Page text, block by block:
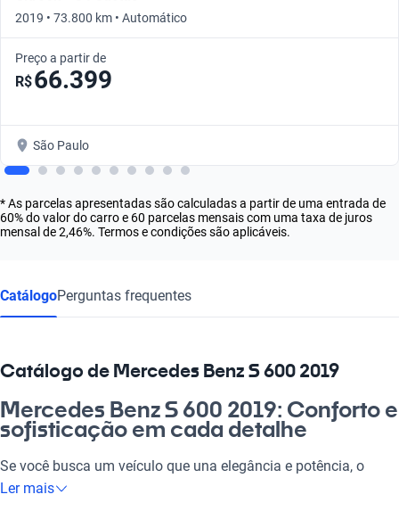
2019 • 73.800 km • Automático
Preço a partir de
R$66.399
São Paulo
* As parcelas apresentadas são calculadas a partir de uma entrada de
60% do valor do carro e 60 parcelas mensais com uma taxa de juros
mensal de 2,46%. Termos e condições são aplicáveis.
CatálogoPerguntas frequentes
Catálogo de Mercedes Benz S 600 2019
Mercedes Benz S 600 2019: Conforto e
sofisticação em cada detalhe
Se você busca um veículo que una elegância e potência, o
Mercedes Benz S 600 2019 é a escolha ideal. Este automóvel
Ler mais